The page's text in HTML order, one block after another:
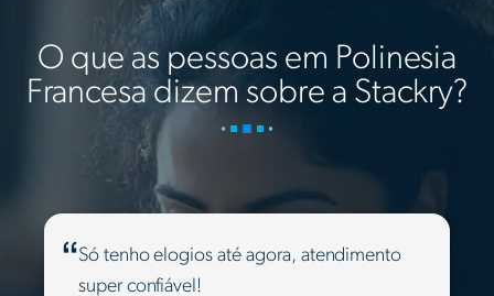
O que as pessoas em Polinesia
Francesa dizem sobre a Stackry?
Só tenho elogios até agora, atendimento
super confiável!